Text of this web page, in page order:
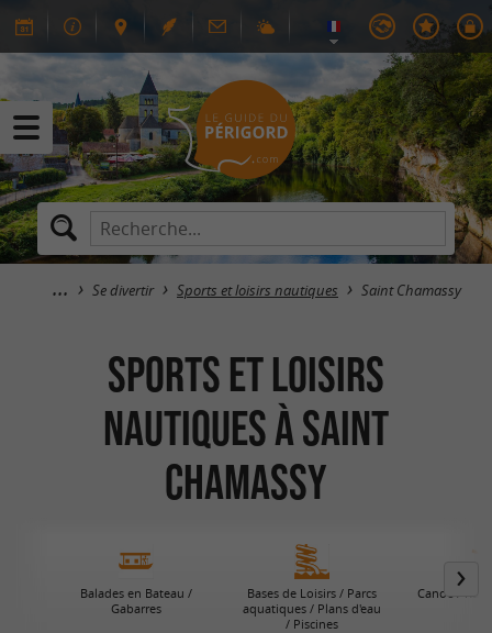
Se divertir Sports et loisirs nautiques Saint Chamassy
Sports et loisirs
nautiques à Saint
Chamassy
Balades en Bateau /
Gabarres
Bases de Loisirs / Parcs
aquatiques / Plans d'eau
/ Piscines
Canoe /